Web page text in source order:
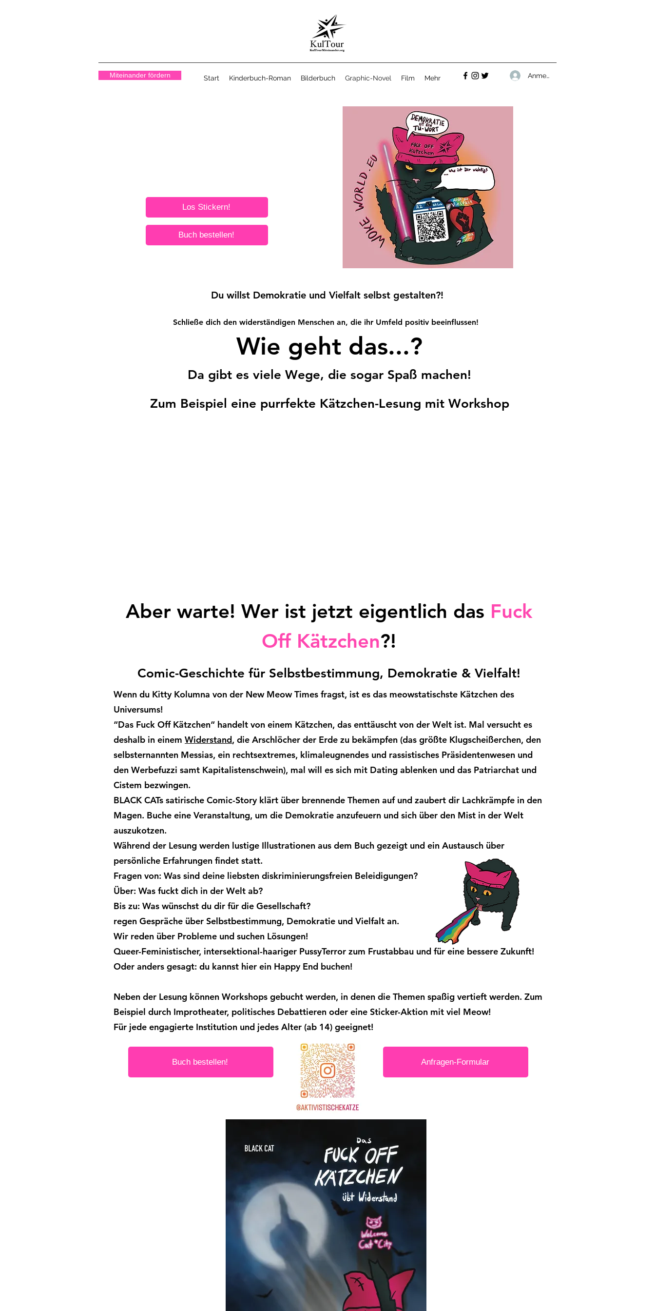
Miteinander fördern Start Kinderbuch-Roman Bilderbuch Graphic-Novel Film Mehr Anmelden
Los Stickern!
Buch bestellen!
Du willst Demokratie und Vielfalt selbst gestalten?!
Schließe dich den widerständigen Menschen an, die ihr Umfeld positiv beeinflussen!
Wie geht das...?
Da gibt es viele Wege, die sogar Spaß machen!
Zum Beispiel eine purrfekte Kätzchen-Lesung mit Workshop
Aber warte! Wer ist jetzt eigentlich das Fuck
Off Kätzchen?!
Comic-Geschichte für Selbstbestimmung, Demokratie & Vielfalt!
Wenn du Kitty Kolumna von der New Meow Times fragst, ist es das meowstatischste Kätzchen des
Universums!
“Das Fuck Off Kätzchen“ handelt von einem Kätzchen, das enttäuscht von der Welt ist. Mal versucht es
deshalb in einem Widerstand, die Arschlöcher der Erde zu bekämpfen (das größte Klugscheißerchen, den
selbsternannten Messias, ein rechtsextremes, klimaleugnendes und rassistisches Präsidentenwesen und
den Werbefuzzi samt Kapitalistenschwein), mal will es sich mit Dating ablenken und das Patriarchat und
Cistem bezwingen.
BLACK CATs satirische Comic-Story klärt über brennende Themen auf und zaubert dir Lachkrämpfe in den
Magen. Buche eine Veranstaltung, um die Demokratie anzufeuern und sich über den Mist in der Welt
auszukotzen.
Während der Lesung werden lustige Illustrationen aus dem Buch gezeigt und ein Austausch über
persönliche Erfahrungen findet statt.
Fragen von: Was sind deine liebsten diskriminierungsfreien Beleidigungen?
Über: Was fuckt dich in der Welt ab?
Bis zu: Was wünschst du dir für die Gesellschaft?
regen Gespräche über Selbstbestimmung, Demokratie und Vielfalt an.
Wir reden über Probleme und suchen Lösungen!
Queer-Feministischer, intersektional-haariger PussyTerror zum Frustabbau und für eine bessere Zukunft!
Oder anders gesagt: du kannst hier ein Happy End buchen!
Neben der Lesung können Workshops gebucht werden, in denen die Themen spaßig vertieft werden. Zum
Beispiel durch Improtheater, politisches Debattieren oder eine Sticker-Aktion mit viel Meow!
Für jede engagierte Institution und jedes Alter (ab 14) geeignet!
Buch bestellen! Anfragen-Formular